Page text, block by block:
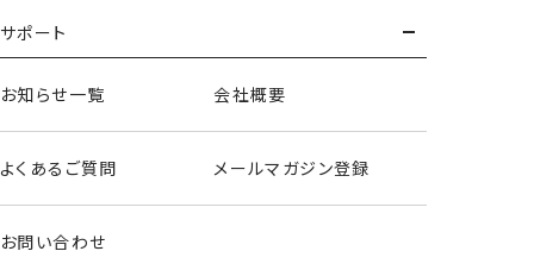
＜緑谷出久＞
サポート
お知らせ一覧 会社概要
よくあるご質問 メールマガジン登録
お問い合わせ